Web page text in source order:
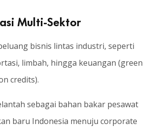
Multi-Sektor
bisnis lintas industri, seperti
limbah, hingga keuangan (green
credits).
sebagai bahan bakar pesawat
baru Indonesia menuju corporate